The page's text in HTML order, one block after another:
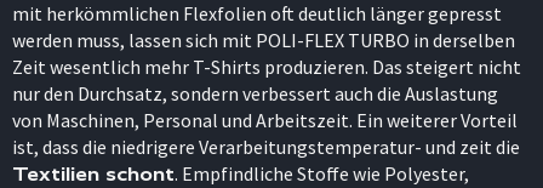
mit herkömmlichen Flexfolien oft deutlich länger gepresst
werden muss, lassen sich mit POLI-FLEX TURBO in derselben
Zeit wesentlich mehr T-Shirts produzieren. Das steigert nicht
nur den Durchsatz, sondern verbessert auch die Auslastung
von Maschinen, Personal und Arbeitszeit. Ein weiterer Vorteil
ist, dass die niedrigere Verarbeitungstemperatur- und zeit die
Textilien schont. Empfindliche Stoffe wie Polyester,